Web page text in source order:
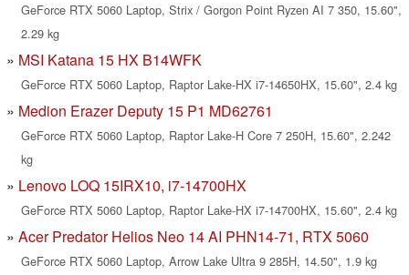
GeForce RTX 5060 Laptop, Strix / Gorgon Point Ryzen AI 7 350, 15.60",
2.29 kg
MSI Katana 15 HX B14WFK
GeForce RTX 5060 Laptop, Raptor Lake-HX i7-14650HX, 15.60", 2.4 kg
Medion Erazer Deputy 15 P1 MD62761
GeForce RTX 5060 Laptop, Raptor Lake-H Core 7 250H, 15.60", 2.242
kg
Lenovo LOQ 15IRX10, i7-14700HX
GeForce RTX 5060 Laptop, Raptor Lake-HX i7-14700HX, 15.60", 2.4 kg
Acer Predator Helios Neo 14 AI PHN14-71, RTX 5060
GeForce RTX 5060 Laptop, Arrow Lake Ultra 9 285H, 14.50", 1.9 kg